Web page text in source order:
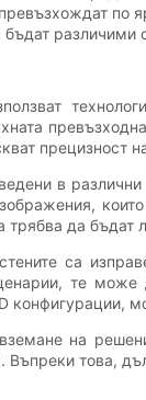
по
бъдат различими
прецизност
в
трябва да бъдат
са
те
конфигурации,
на
това,